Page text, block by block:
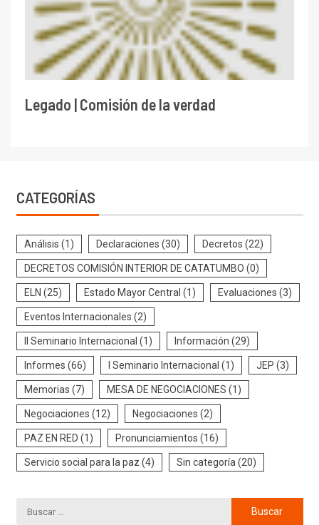
Legado | Comisión de la verdad
CATEGORÍAS
Análisis (1) Declaraciones (30) Decretos (22)
DECRETOS COMISIÓN INTERIOR DE CATATUMBO (0)
ELN (25) Estado Mayor Central (1) Evaluaciones (3)
Eventos Internacionales (2)
II Seminario Internacional (1) Información (29)
Informes (66) I Seminario Internacional (1) JEP (3)
Memorias (7) MESA DE NEGOCIACIONES (1)
Negociaciones (12) Negociaciones (2)
PAZ EN RED (1) Pronunciamientos (16)
Servicio social para la paz (4) Sin categoría(20)